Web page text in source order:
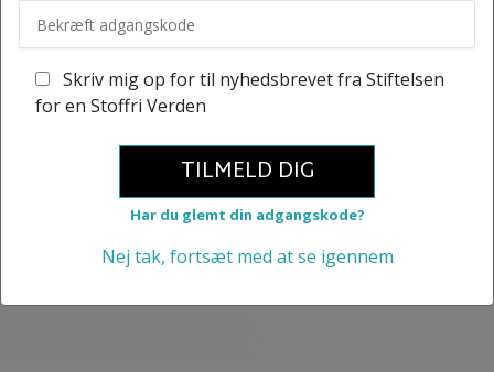
Skriv mig op for til nyhedsbrevet fra Stiftelsen
for en Stoffri Verden
TILMELD DIG
Har du glemt din adgangskode?
Nej tak, fortsæt med at se igennem